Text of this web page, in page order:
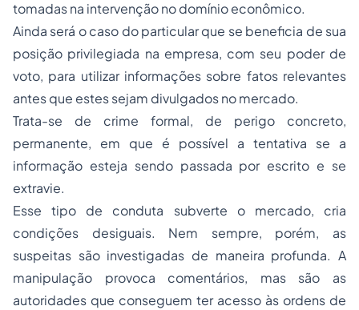
tomadas na intervenção no domínio econômico.
Ainda será o caso do particular que se beneficia de sua
posição privilegiada na empresa, com seu poder de
voto, para utilizar informações sobre fatos relevantes
antes que estes sejam divulgados no mercado.
Trata-se de crime formal, de perigo concreto,
permanente, em que é possível a tentativa se a
informação esteja sendo passada por escrito e se
extravie.
Esse tipo de conduta subverte o mercado, cria
condições desiguais. Nem sempre, porém, as
suspeitas são investigadas de maneira profunda. A
manipulação provoca comentários, mas são as
autoridades que conseguem ter acesso às ordens de